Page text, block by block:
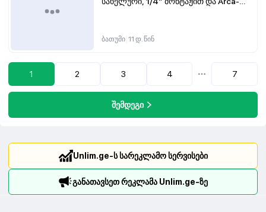
ბათუმი 11 დ. წინ
1 2 3 4 ... 7
შემდეგი
Unlim.ge-ს სარეკლამო სერვისები
განათავსეთ რეკლამა Unlim.ge-ზე